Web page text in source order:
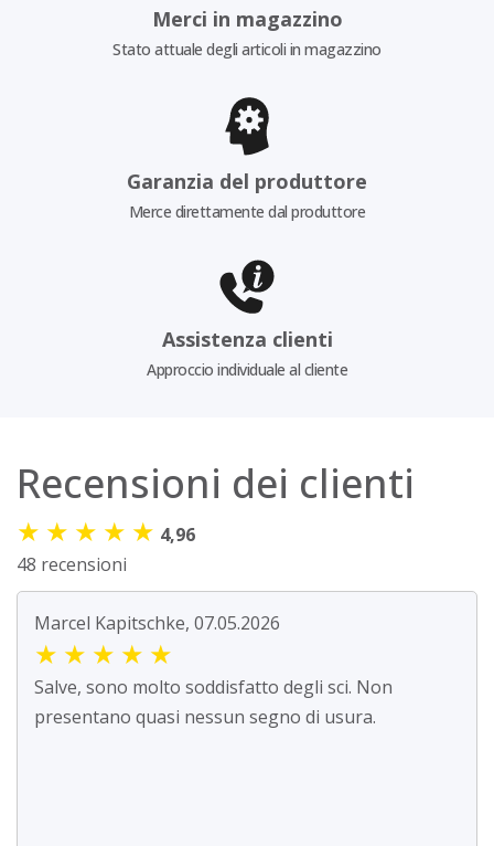
Merci in magazzino
Stato attuale degli articoli in magazzino
Garanzia del produttore
Merce direttamente dal produttore
Assistenza clienti
Approccio individuale al cliente
Recensioni dei clienti
★ ★ ★ ★ ★ 4,96
48 recensioni
Marcel Kapitschke, 07.05.2026
★ ★ ★ ★ ★
Salve, sono molto soddisfatto degli sci. Non
presentano quasi nessun segno di usura.